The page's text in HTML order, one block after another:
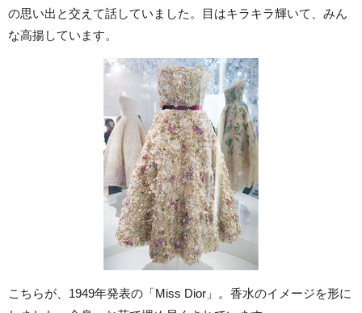
の思い出と交えて話していました。目はキラキラ輝いて、みん
な高揚しています。
こちらが、1949年発表の「Miss Dior」。香水のイメージを形に